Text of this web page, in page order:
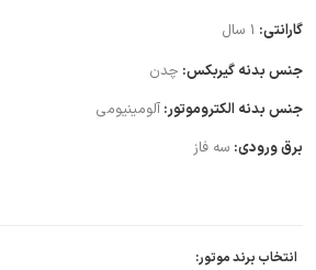
گارانتی: 1 سال
جنس بدنه گیربکس: چدن
جنس بدنه الکتروموتور: آلومینیومی
برق ورودی: سه فاز
انتخاب برند موتور: